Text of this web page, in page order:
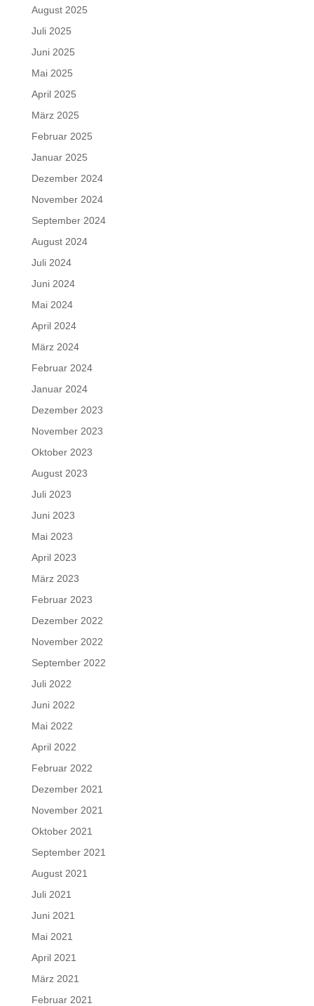
August 2025
Juli 2025
Juni 2025
Mai 2025
April 2025
März 2025
Februar 2025
Januar 2025
Dezember 2024
November 2024
September 2024
August 2024
Juli 2024
Juni 2024
Mai 2024
April 2024
März 2024
Februar 2024
Januar 2024
Dezember 2023
November 2023
Oktober 2023
August 2023
Juli 2023
Juni 2023
Mai 2023
April 2023
März 2023
Februar 2023
Dezember 2022
November 2022
September 2022
Juli 2022
Juni 2022
Mai 2022
April 2022
Februar 2022
Dezember 2021
November 2021
Oktober 2021
September 2021
August 2021
Juli 2021
Juni 2021
Mai 2021
April 2021
März 2021
Februar 2021